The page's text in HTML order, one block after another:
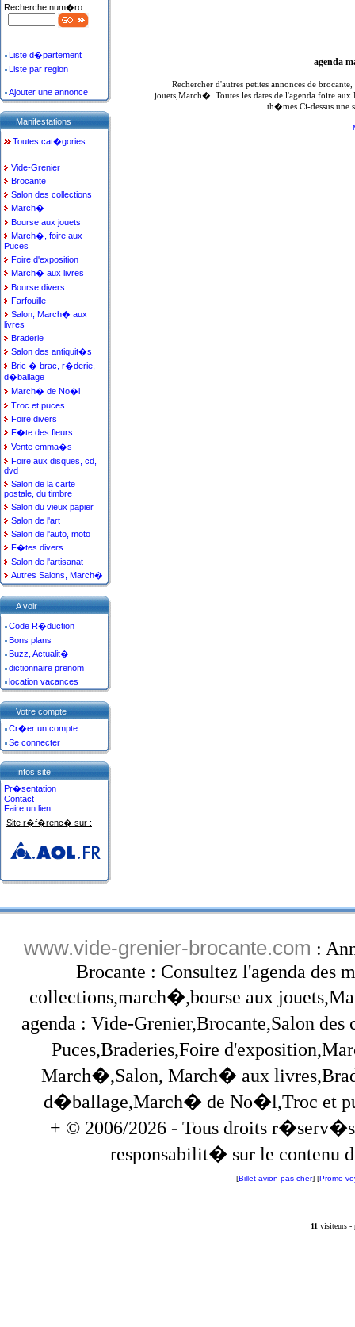
agenda
Rechercher d'autres petites annonces de
jouets,March�. Toutes les dates de l'agenda foire
th�mes.Ci-dessus
Recherche num�ro :
Liste d�partement
Liste par region
Ajouter une annonce
Manifestations
Toutes cat�gories
Vide-Grenier
Brocante
Salon des collections
March�
Bourse aux jouets
March�, foire aux
Puces
Foire d'exposition
March� aux livres
Bourse divers
Farfouille
Salon, March� aux
livres
Braderie
Salon des antiquit�s
Bric � brac, r�derie,
d�ballage
March� de No�l
Troc et puces
Foire divers
F�te des fleurs
Vente emma�s
Foire aux disques, cd,
dvd
Salon de la carte
postale, du timbre
Salon du vieux papier
Salon de l'art
Salon de l'auto, moto
F�tes divers
Salon de l'artisanat
Autres Salons, March�
A voir
Code R�duction
Bons plans
Buzz, Actualit�
dictionnaire prenom
location vacances
Votre compte
Cr�er un compte
Se connecter
Infos site
Pr�sentation
Contact
Faire un lien
Site r�f�renc� sur :
www.vide-grenier-brocante.com :
Brocante : Consultez l'agenda des
collections,march�,bourse aux
agenda : Vide-Grenier,Brocante,Salon
Puces,Braderies,Foire
March�,Salon, March� aux
d�ballage,March� de No�l,Troc et
+ © 2006/2026 - Tous droits
responsabilit� sur le contenu
[Billet avion pas cher] [Promo
11 visiteurs -